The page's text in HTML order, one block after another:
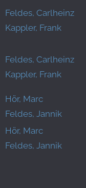
Feldes, Carlheinz
Kappler, Frank
Feldes, Carlheinz
Kappler, Frank
Hör, Marc
Feldes, Jannik
Hör, Marc
Feldes, Jannik